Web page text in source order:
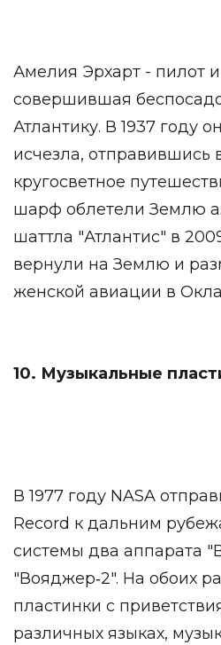
Амелия Эрхарт - пилот
совершившая
Атлантику. В 1937 году
исчезла, отправившись
кругосветное
шарф облетели Землю
шаттла "Атлантис" в
вернули на Землю и
женской авиации в
10. Музыкальные
В 1977 году NASA
Record к дальним
системы два аппарата
"Вояджер‑2". На обоих
пластинки с
различных языках,